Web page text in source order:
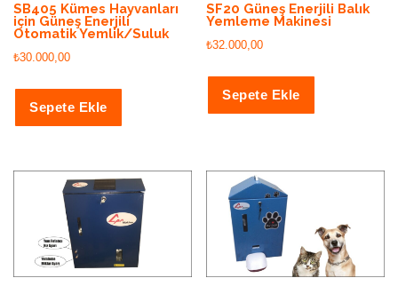
SB405 Kümes Hayvanları
için Güneş Enerjili
Otomatik Yemlik/Suluk
₺30.000,00
Sepete Ekle
SF20 Güneş Enerjili Balık
Yemleme Makinesi
₺32.000,00
Sepete Ekle